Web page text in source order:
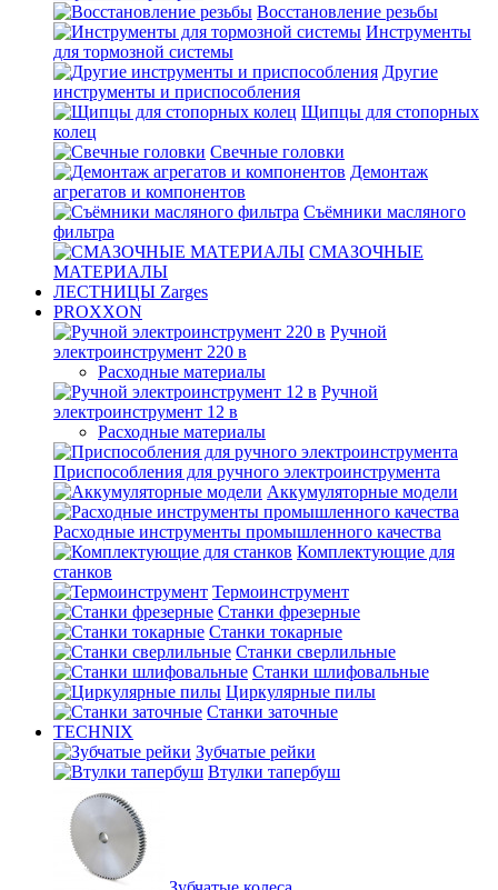
Восстановление резьбы
Инструменты
для тормозной системы
Другие
инструменты и приспособления
Щипцы для стопорных
колец
Свечные головки
Демонтаж
агрегатов и компонентов
Съёмники масляного
фильтра
СМАЗОЧНЫЕ
МАТЕРИАЛЫ
ЛЕСТНИЦЫ Zarges
PROXXON
Ручной
электроинструмент 220 в
Расходные материалы
Ручной
электроинструмент 12 в
Расходные материалы
Приспособления для ручного электроинструмента
Аккумуляторные модели
Расходные инструменты промышленного качества
Комплектующие для
станков
Термоинструмент
Станки фрезерные
Станки токарные
Станки сверлильные
Станки шлифовальные
Циркулярные пилы
Станки заточные
TECHNIX
Зубчатые рейки
Втулки тапербуш